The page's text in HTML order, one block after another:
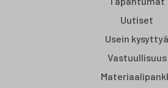
Uutiset
Usein kysyttyä
Vastuullisuus